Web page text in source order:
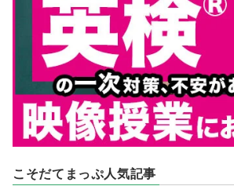
こそだてまっぷ人気記事